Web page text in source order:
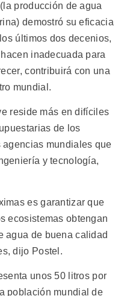
producción de agua
demostró su eficacia
últimos dos decenios,
inadecuada para
contribuirá con una
mundial.
reside más en difíciles
de los
mundiales que
y tecnología,
es garantizar que
ecosistemas obtengan
agua de buena calidad
dijo Postel.
unos 50 litros por
población mundial de